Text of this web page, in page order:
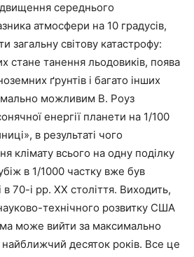
середнього
атмосфери на 10 градусів,
загальну світову катастрофу:
стане танення льодовиків, поява
ґрунтів і багато інших
можливим В. Роуз
енергії планети на 1/100
в результаті чого
клімату всього на одну поділку
в 1/1000 частку вже був
70-і рр. XX століття. Виходить,
технічного розвитку США
може вийти за максимально
десяток років. Все це